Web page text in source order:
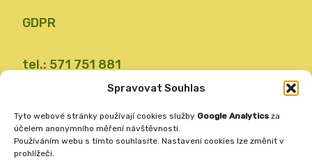
Spravovat Souhlas
Tyto webové stránky používají cookies služby Google Analytics za
účelem anonymního měření návštěvnosti.
Používáním webu s tímto souhlasíte. Nastavení cookies lze změnit v
prohlížeči.
GDPR
tel.: 571 751 881
email: zsvalbystrice@zsvb.cz
ID datové schránky: 24dabpx